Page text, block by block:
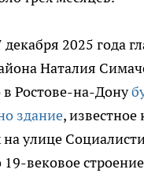
2025 года
Наталия
в Ростове-на-Дону
здание, известное
улице
19-вековое